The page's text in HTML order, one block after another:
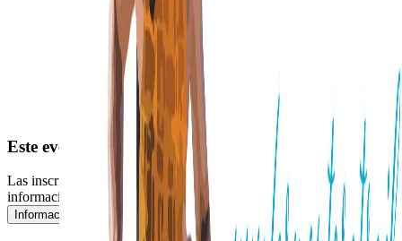
Este evento ya ha pasado
Las inscripciones están cerradas, pero puedes consultar la
información y el contenido publicado.
Información